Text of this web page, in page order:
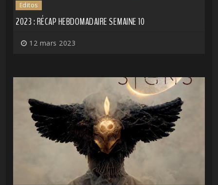
Editos
2023 : RÉCAP HEBDOMADAIRE SEMAINE 10
12 mars 2023